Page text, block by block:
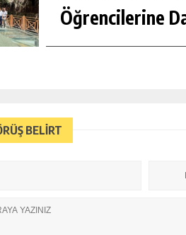
Öğrencilerine
BELİRT